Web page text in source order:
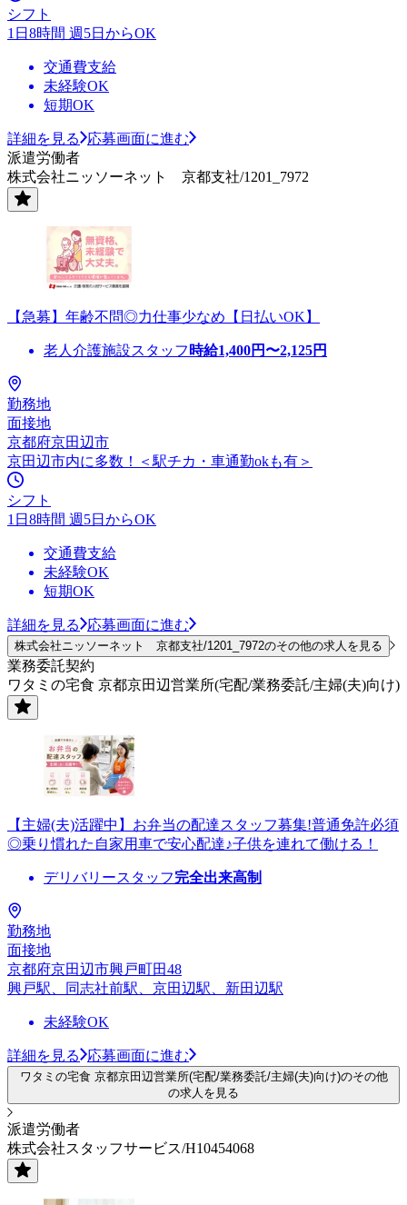
シフト
1日8時間 週5日からOK
交通費支給
未経験OK
短期OK
詳細を見る
応募画面に進む
派遣労働者
株式会社ニッソーネット 京都支社/1201_7972
【急募】年齢不問◎力仕事少なめ【日払いOK】
老人介護施設スタッフ 時給1,400円〜2,125円
勤務地
面接地
京都府京田辺市
京田辺市内に多数！＜駅チカ・車通勤okも有＞
シフト
1日8時間 週5日からOK
交通費支給
未経験OK
短期OK
詳細を見る 応募画面に進む
株式会社ニッソーネット 京都支社/1201_7972のその他の求人を見る
業務委託契約
ワタミの宅食 京都京田辺営業所(宅配/業務委託/主婦(夫)向け)
【主婦(夫)活躍中】お弁当の配達スタッフ募集!普通免許必須
◎乗り慣れた自家用車で安心配達♪子供を連れて働ける！
デリバリースタッフ完全出来高制
勤務地
面接地
京都府京田辺市興戸町田48
興戸駅、同志社前駅、京田辺駅、新田辺駅
未経験OK
詳細を見る 応募画面に進む
ワタミの宅食 京都京田辺営業所(宅配/業務委託/主婦(夫)向け)のその他
の求人を見る
派遣労働者
株式会社スタッフサービス/H10454068